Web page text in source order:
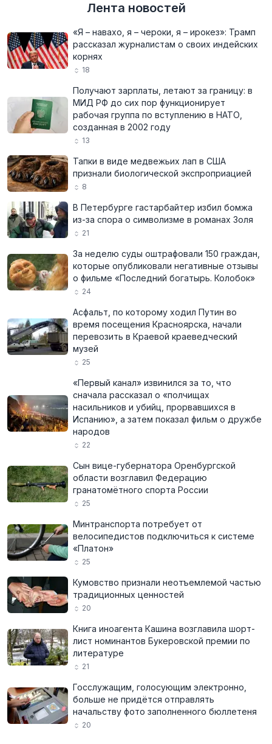
Лента новостей
«Я – навахо, я – чероки, я – ирокез»: Трамп
рассказал журналистам о своих индейских
корнях
18
Получают зарплаты, летают за границу: в
МИД РФ до сих пор функционирует
рабочая группа по вступлению в НАТО,
созданная в 2002 году
13
Тапки в виде медвежьих лап в США
признали биологической экспроприацией
8
В Петербурге гастарбайтер избил бомжа
из-за спора о символизме в романах Золя
21
За неделю суды оштрафовали 150 граждан,
которые опубликовали негативные отзывы
о фильме «Последний богатырь. Колобок»
24
Асфальт, по которому ходил Путин во
время посещения Красноярска, начали
перевозить в Краевой краеведческий
музей
25
«Первый канал» извинился за то, что
сначала рассказал о «полчищах
насильников и убийц, прорвавшихся в
Испанию», а затем показал фильм о дружбе
народов
22
Сын вице-губернатора Оренбургской
области возглавил Федерацию
гранатомётного спорта России
25
Минтранспорта потребует от
велосипедистов подключиться к системе
«Платон»
25
Кумовство признали неотъемлемой частью
традиционных ценностей
20
Книга иноагента Кашина возглавила шорт-
лист номинантов Букеровской премии по
литературе
21
Госслужащим, голосующим электронно,
больше не придётся отправлять
начальству фото заполненного бюллетеня
20